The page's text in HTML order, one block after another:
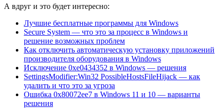
А вдруг и это будет интересно:
Лучшие бесплатные программы для Windows
Secure System — что это за процесс в Windows и
решение возможных проблем
Как отключить автоматическую установку приложений
производителя оборудования в Windows
Исключение 0xe0434352 в Windows — решения
SettingsModifier:Win32 PossibleHostsFileHijack — как
удалить и что это за угроза
Ошибка 0x80072ee7 в Windows 11 и 10 — варианты
решения